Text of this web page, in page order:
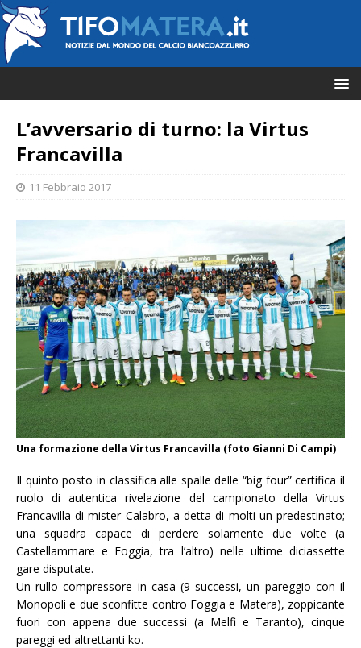
L’avversario di turno: la Virtus
Francavilla
11 Febbraio 2017
Una formazione della Virtus Francavilla (foto Gianni Di Campi)
Il quinto posto in classifica alle spalle delle “big four” certifica il
ruolo di autentica rivelazione del campionato della Virtus
Francavilla di mister Calabro, a detta di molti un predestinato;
una squadra capace di perdere solamente due volte (a
Castellammare e Foggia, tra l’altro) nelle ultime diciassette
gare disputate.
Un rullo compressore in casa (9 successi, un pareggio con il
Monopoli e due sconfitte contro Foggia e Matera), zoppicante
fuori con appena due successi (a Melfi e Taranto), cinque
pareggi ed altrettanti ko.